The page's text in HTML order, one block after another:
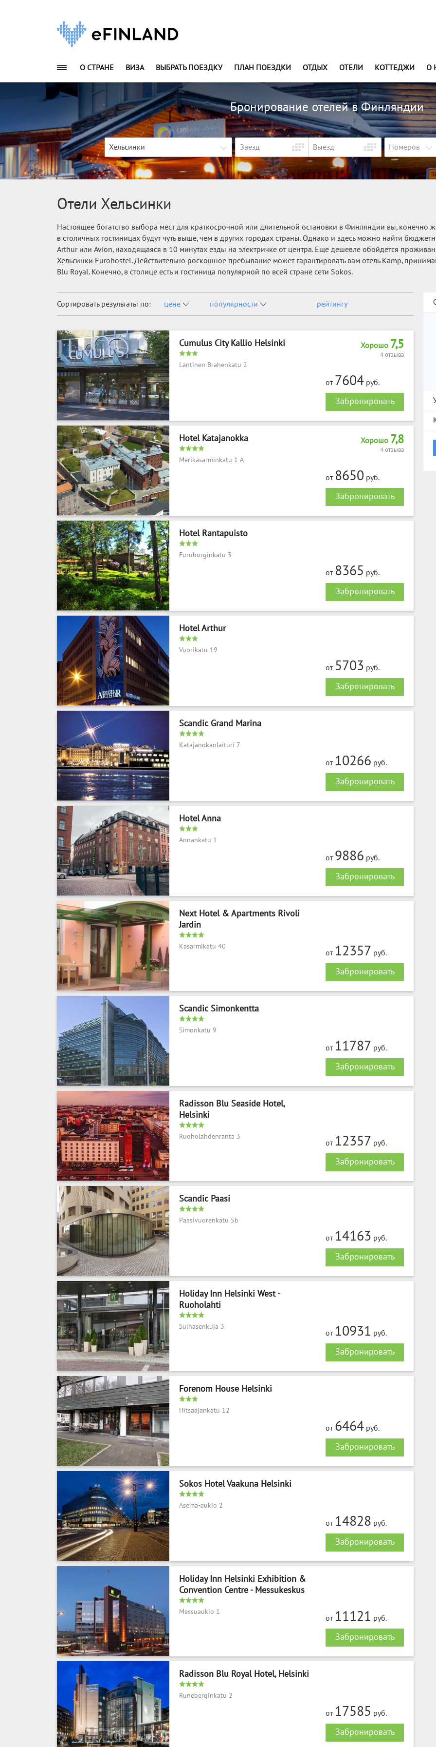
О СТРАНЕ ВИЗА ВЫБРАТЬ ПОЕЗДКУ ПЛАН ПОЕЗДКИ ОТДЫХ ОТЕЛИ КОТТЕДЖИ О
Бронирование отелей в Финляндии
Хельсинки Номеров
Отели Хельсинки
Настоящее богатство выбора мест для краткосрочной или длительной остановки в Финляндии вы, конечно
в столичных гостиницах будут чуть выше, чем в других городах страны. Однако и здесь можно найти
Arthur или Avion, находящаяся в 10 минутах езды на электричке от центра. Еще дешевле обойдется
Хельсинки Eurohostel. Действительно роскошное пребывание может гарантировать вам отель Kämp,
Blu Royal. Конечно, в столице есть и гостиница популярной по всей стране сети Sokos.
Сортировать результаты по: цене популярности рейтингу
Cumulus City Kallio Helsinki
Läntinen Brahenkatu 2
от 7604 руб.
Забронировать
Хорошо 7,5
4 отзыва
Hotel Katajanokka
Merikasarminkatu 1 A
от 8650 руб.
Забронировать
Хорошо 7,8
4 отзыва
Hotel Rantapuisto
Furuborginkatu 3
от 8365 руб.
Забронировать
Hotel Arthur
Vuorikatu 19
от 5703 руб.
Забронировать
Scandic Grand Marina
Katajanokanlaituri 7
от 10266 руб.
Забронировать
Hotel Anna
Annankatu 1
от 9886 руб.
Забронировать
Next Hotel & Apartments Rivoli
Jardin
Kasarmikatu 40
от 12357 руб.
Забронировать
Scandic Simonkentta
Simonkatu 9
от 11787 руб.
Забронировать
Radisson Blu Seaside Hotel,
Helsinki
Ruoholahdenranta 3
от 12357 руб.
Забронировать
Scandic Paasi
Paasivuorenkatu 5b
от 14163 руб.
Забронировать
Holiday Inn Helsinki West -
Ruoholahti
Sulhasenkuja 3
от 10931 руб.
Забронировать
Forenom House Helsinki
Hitsaajankatu 12
от 6464 руб.
Забронировать
Sokos Hotel Vaakuna Helsinki
Asema-aukio 2
от 14828 руб.
Забронировать
Holiday Inn Helsinki Exhibition &
Convention Centre - Messukeskus
Messuaukio 1
от 11121 руб.
Забронировать
Radisson Blu Royal Hotel, Helsinki
Runeberginkatu 2
от 17585 руб.
Забронировать